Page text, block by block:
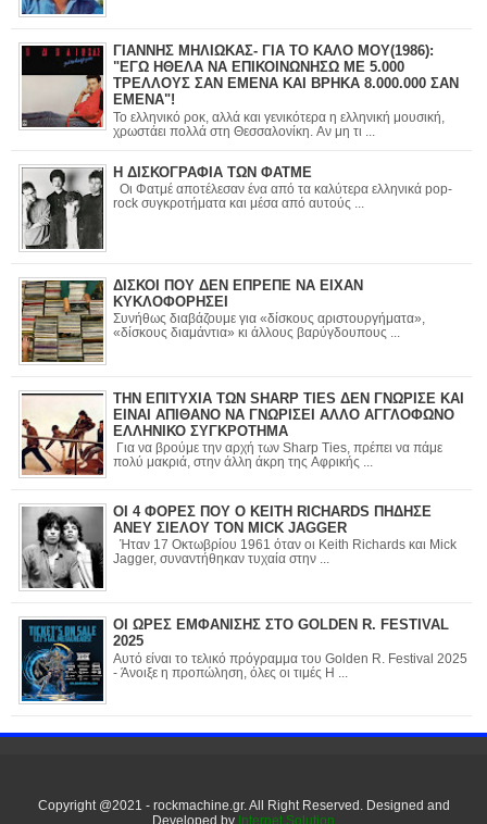
ΓΙΑΝΝΗΣ ΜΗΛΙΩΚΑΣ- ΓΙΑ ΤΟ ΚΑΛΟ ΜΟΥ(1986):
"ΕΓΩ ΗΘΕΛΑ ΝΑ ΕΠΙΚΟΙΝΩΝΗΣΩ ΜΕ 5.000
ΤΡΕΛΛΟΥΣ ΣΑΝ ΕΜΕΝΑ ΚΑΙ ΒΡΗΚΑ 8.000.000 ΣΑΝ
ΕΜΕΝΑ"!
Το ελληνικό ροκ, αλλά και γενικότερα η ελληνική μουσική,
χρωστάει πολλά στη Θεσσαλονίκη. Αν μη τι ...
Η ΔΙΣΚΟΓΡΑΦΙΑ ΤΩΝ ΦΑΤΜΕ
Οι Φατμέ αποτέλεσαν ένα από τα καλύτερα ελληνικά pop-
rock συγκροτήματα και μέσα από αυτούς ...
ΔΙΣΚΟΙ ΠΟΥ ΔΕΝ ΕΠΡΕΠΕ ΝΑ ΕΙΧΑΝ
ΚΥΚΛΟΦΟΡΗΣΕΙ
Συνήθως διαβάζουμε για «δίσκους αριστουργήματα»,
«δίσκους διαμάντια» κι άλλους βαρύγδουπους ...
ΤΗΝ ΕΠΙΤΥΧΙΑ ΤΩΝ SHARP TIES ΔΕΝ ΓΝΩΡΙΣΕ ΚΑΙ
ΕΙΝΑΙ ΑΠΙΘΑΝΟ ΝΑ ΓΝΩΡΙΣΕΙ ΑΛΛΟ ΑΓΓΛΟΦΩΝΟ
ΕΛΛΗΝΙΚΟ ΣΥΓΚΡΟΤΗΜΑ
Για να βρούμε την αρχή των Sharp Ties, πρέπει να πάμε
πολύ μακριά, στην άλλη άκρη της Αφρικής ...
ΟΙ 4 ΦΟΡΕΣ ΠΟΥ Ο KEITH RICHARDS ΠΗΔΗΣΕ
ΑΝΕΥ ΣΙΕΛΟΥ ΤΟΝ MICK JAGGER
Ήταν 17 Οκτωβρίου 1961 όταν οι Keith Richards και Mick
Jagger, συναντήθηκαν τυχαία στην ...
ΟΙ ΩΡΕΣ ΕΜΦΑΝΙΣΗΣ ΣΤΟ GOLDEN R. FESTIVAL
2025
Αυτό είναι το τελικό πρόγραμμα του Golden R. Festival 2025
- Άνοιξε η προπώληση, όλες οι τιμές Η ...
Copyright @2021 - rockmachine.gr. All Right Reserved. Designed and